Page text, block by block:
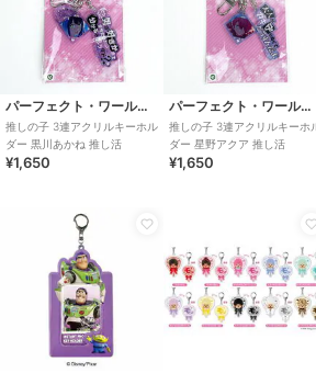
パーフェクト・ワールド・トーキョー
推しの子 3連アクリルキーホル
ダー 黒川あかね 推し活
¥1,650
パーフェクト・ワールド・トーキョー
推しの子 3連アクリルキーホル
ダー 星野アクア 推し活
¥1,650